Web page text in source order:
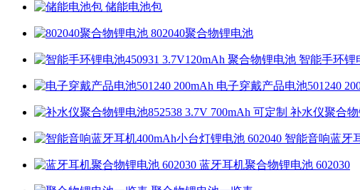
储能电池包
802040聚合物锂电池
智能手环锂
电子穿戴产品电池501240
补水仪聚合物
智能音响蓝牙
蓝牙耳机聚合物锂电池 602030